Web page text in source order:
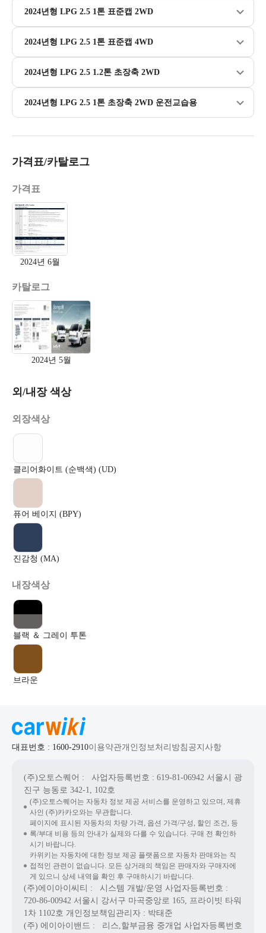
2024년형 LPG 2.5 1톤 표준캡 2WD
2024년형 LPG 2.5 1톤 표준캡 4WD
2024년형 LPG 2.5 1.2톤 초장축 2WD
2024년형 LPG 2.5 1톤 초장축 2WD 운전교습용
가격표/카탈로그
가격표
2024년 6월
카탈로그
2024년 5월
외/내장 색상
외장색상
클리어화이트 (순백색) (UD)
퓨어 베이지 (BPY)
진감청 (MA)
내장색상
블랙 ＆ 그레이 투톤
브라운
대표번호 : 1600-2910이용약관개인정보처리방침 공지사항
(주)오토스퀘어 : 사업자등록번호 : 619-81-06942 서울시 광
진구 능동로 342-1, 102호
(주)오토스퀘어는 자동차 정보 제공 서비스를 운영하고 있으며, 제휴
사인 (주)카카오와는 무관합니다.
페이지에 표시된 자동차의 차량 가격, 옵션 가격/구성, 할인 조건, 등
록/부대 비용 등의 안내가 실제와 다를 수 있습니다. 구매 전 확인하
시기 바랍니다.
카위키는 자동차에 대한 정보 제공 플랫폼으로 자동차 판매와는 직
접적인 관련이 없습니다. 모든 상거래의 책임은 판매자와 구매자에
게 있으니 상세 내역을 확인 후 구매하시기 바랍니다.
(주)에이아이씨티 : 시스템 개발/운영 사업자등록번호 :
720-86-00942 서울시 강서구 마곡중앙로 165, 프라이빗 타워
1차 1102호 개인정보책임관리자 : 박태준
(주) 에이아이밴드 : 리스,할부금융 중개업 사업자등록번호